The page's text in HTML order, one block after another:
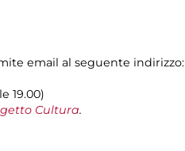
email al seguente indirizzo:
19.00)
Cultura.